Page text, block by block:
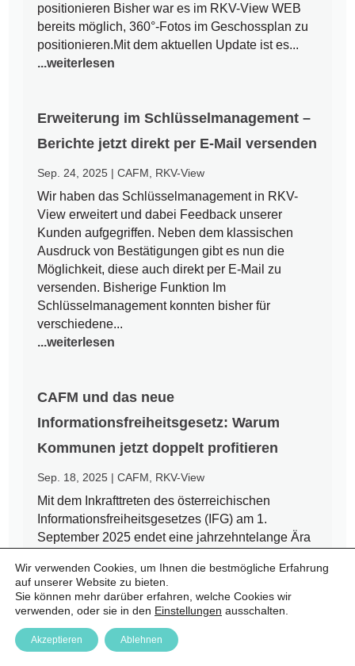
positionieren Bisher war es im RKV-View WEB
bereits möglich, 360°-Fotos im Geschossplan zu
positionieren.Mit dem aktuellen Update ist es...
...weiterlesen
Erweiterung im Schlüsselmanagement –
Berichte jetzt direkt per E-Mail versenden
Sep. 24, 2025 |CAFM RKV-View
Wir haben das Schlüsselmanagement in RKV-
View erweitert und dabei Feedback unserer
Kunden aufgegriffen. Neben dem klassischen
Ausdruck von Bestätigungen gibt es nun die
Möglichkeit, diese auch direkt per E-Mail zu
versenden. Bisherige Funktion Im
Schlüsselmanagement konnten bisher für
verschiedene...
...weiterlesen
CAFM und das neue
Informationsfreiheitsgesetz: Warum
Kommunen jetzt doppelt profitieren
Sep. 18, 2025 |CAFM RKV-View
Mit dem Inkrafttreten des österreichischen
Informationsfreiheitsgesetzes (IFG) am 1.
September 2025 endet eine jahrzehntelange Ära
haben nun einen Rechtsanspruch auf Zugang zu
amtlichen Informationen – auch auf kommunaler
Ebene. Für Städte und Gemeinden...
...weiterlesen
Wir verwenden Cookies, um Ihnen die bestmögliche Erfahrung
auf unserer Website zu bieten.
Sie können mehr darüber erfahren, welche Cookies wir
verwenden, oder sie in den Einstellungen ausschalten.
Akzeptieren Ablehnen